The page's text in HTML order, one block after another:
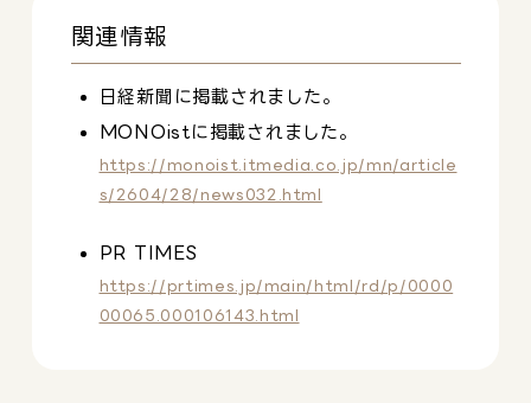
関連情報
日経新聞に掲載されました。
MONOistに掲載されました。
https://monoist.itmedia.co.jp/mn/article
s/2604/28/news032.html
PR TIMES
https://prtimes.jp/main/html/rd/p/0000
00065.000106143.html